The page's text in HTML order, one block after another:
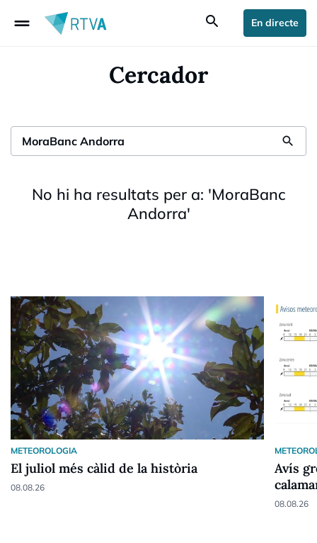
drag_handle search En directe
Cercador
search
No hi ha resultats per a: 'MoraBanc
Andorra'
METEOROLOGIA
El juliol més càlid de la història
08.08.26
Avís
08.08.26